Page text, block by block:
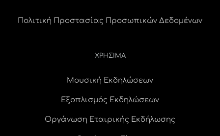
Πολιτική Προστασίας Προσωπικών Δεδομένων
ΧΡΗΣΙΜΑ
Μουσική Εκδηλώσεων
Εξοπλισμός Εκδηλώσεων
Οργάνωση Εταιρικής Εκδήλωσης